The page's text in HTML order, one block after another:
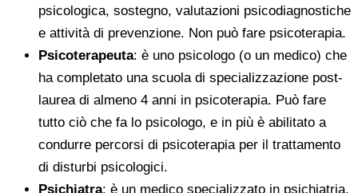
psicologica, sostegno, valutazioni psicodiagnostiche
e attività di prevenzione. Non può fare psicoterapia.
Psicoterapeuta: è uno psicologo (o un medico) che
ha completato una scuola di specializzazione post-
laurea di almeno 4 anni in psicoterapia. Può fare
tutto ciò che fa lo psicologo, e in più è abilitato a
condurre percorsi di psicoterapia per il trattamento
di disturbi psicologici.
Psichiatra: è un medico specializzato in psichiatria.